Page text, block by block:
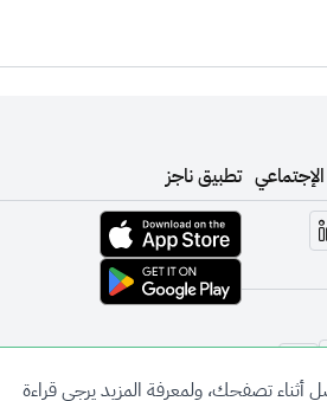
تصفحك، ولمعرفة المزيد يرجى قراءة
تبديل المظهر
تطبيق ناجز
تحميل التطبيق من متجر أبل
تحميل التطبيق من متجر جوجل